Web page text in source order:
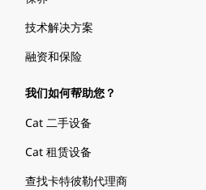
技术解决方案
融资和保险
我们如何帮助您？
Cat 二手设备
Cat 租赁设备
查找卡特彼勒代理商